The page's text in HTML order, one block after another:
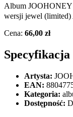
Album
wersji jewel (limited)
Cena: 66,00 zł
Specyfikacja
Artysta:
EAN:
Kategoria:
Dostępność: